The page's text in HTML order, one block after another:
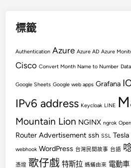
標籤
Authentication Azure Azure AD Azure
Cisco Convert Month Name to Number
Google Sheets Google web apps Grafana
IPv6 address Keycloak LINE
Mountain Lion NGINX ngrok
Router Advertisement ssh SSL Tesla
webhook WordPress 台灣民間故事 台語
憑證 歌仔戲 特斯拉 螞蟻由來 電動車